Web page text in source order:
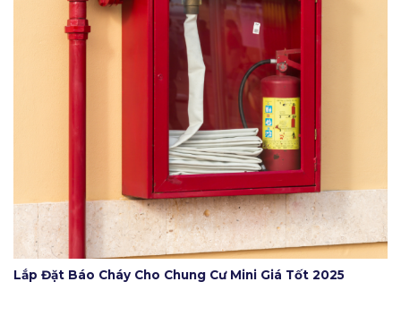
Lắp Đặt Báo Cháy Cho Chung Cư Mini Giá Tốt 2025